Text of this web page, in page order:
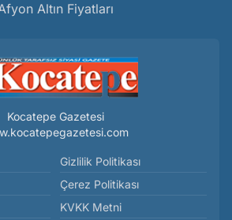
Altın Fiyatları
Kocatepe Gazetesi
Gizlilik Politikası
Çerez Politikası
KVKK Metni